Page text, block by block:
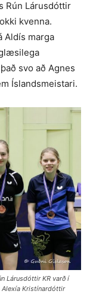
Rún Lárusdóttir
kvenna.
Aldís marga
svo að Agnes
Íslandsmeistari.
Lárusdóttir KR varð í
Kristínardóttir